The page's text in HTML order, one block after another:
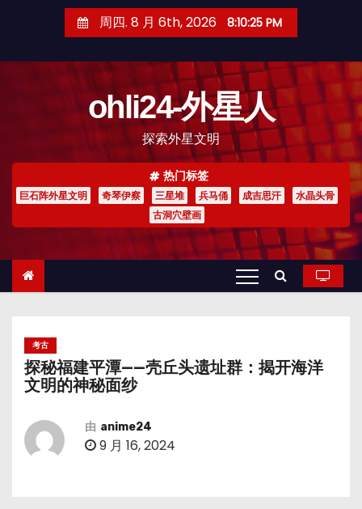
周四. 8 月 6th, 2026 8:10:26 PM
ohli24-外星人
探索外星文明
热门标签
巨石阵外星文明 奇琴伊察 三星堆 兵马俑 成吉思汗
水晶头骨
古洞穴壁画
考古
探秘福建平潭——壳丘头遗址群：揭开海洋
文明的神秘面纱
由 anime24
9 月 16, 2024